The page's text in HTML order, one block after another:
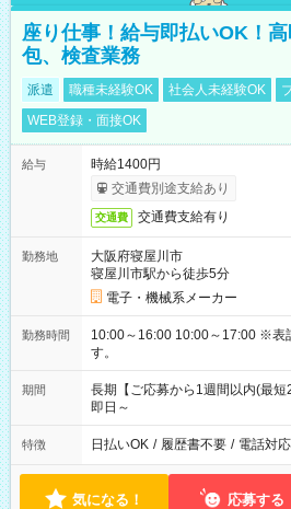
座り仕事！給与即払いOK！
包、検査業務
派遣 職種未経験OK 社会人未経験OK
WEB登録・面接OK
給与
時給1400円
交通費別途支給あり
交通費 交通費支給有り
勤務地
大阪府寝屋川市
寝屋川市駅から徒歩5分
電子・機械系メーカー
勤務時間
10:00～16:00 10:00～17:00 ※表記のうち実働5時間から6時間で
す。
期間
長期【ご応募から1週間以内(最短
即日～
特徴 日払いOK / 履歴書不要 / 電話対
気になる！ 応募する